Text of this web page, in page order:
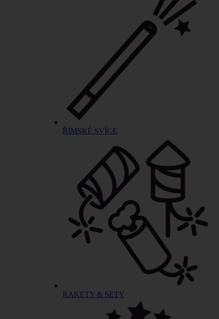
ŘÍMSKÉ SVÍCE
RAKETY & SETY